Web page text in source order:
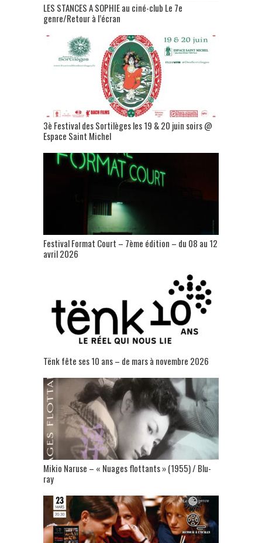
LES STANCES A SOPHIE au ciné-club Le 7e
genre/Retour à l’écran
3è Festival des Sortilèges les 19 & 20 juin soirs @
Espace Saint Michel
Festival Format Court – 7ème édition – du 08 au 12
avril 2026
Tënk fête ses 10 ans – de mars à novembre 2026
Mikio Naruse – « Nuages flottants » (1955) / Blu-
ray